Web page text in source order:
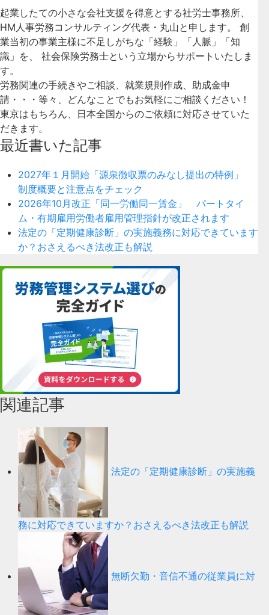
起業したての小さな会社支援を得意とする社労士事務所、
HM人事労務コンサルティング代表・丸山と申します。 創
業当初の事業主様に不足しがちな「経験」「人脈」「知
識」を、 社会保険労務士という立場からサポートいたしま
す。
労務関連の手続きやご相談、就業規則作成、助成金申
請・・・等々、どんなことでもお気軽にご相談ください！
東京はもちろん、日本全国からのご依頼に対応させていた
だきます。
最近書いた記事
2027年１月開始「源泉徴収票のみなし提出の特例」
制度概要と注意点をチェック
2026年10月改正「同一労働同一賃金」 パートタイ
ム・有期雇用労働者雇用管理指針が改正されます
法定の「定期健康診断」の実施義務に対応できています
か？おさえるべき法改正も解説
関連記事
法定の「定期健康診断」の実施義
務に対応できていますか？おさえるべき法改正も解説
無断欠勤・音信不通の従業員に対